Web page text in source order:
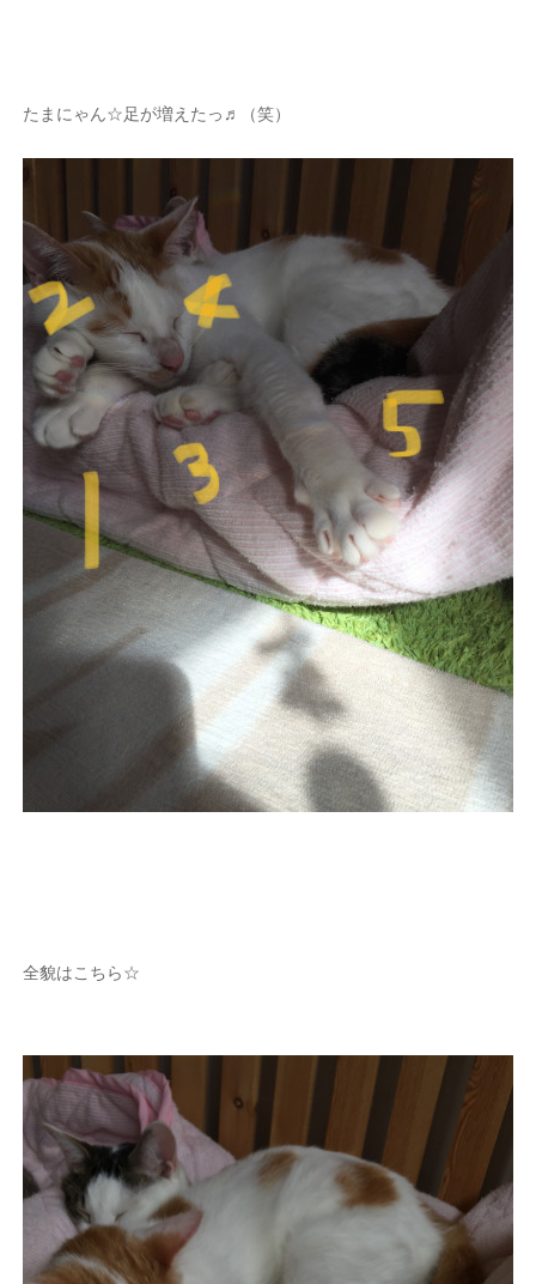
たまにゃん☆足が増えたっ♬（笑）
全貌はこちら☆